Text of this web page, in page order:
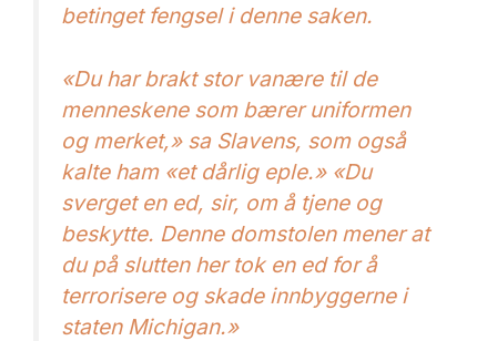
betinget fengsel i denne saken.
«Du har brakt stor vanære til de
menneskene som bærer uniformen
og merket,» sa Slavens, som også
kalte ham «et dårlig eple.» «Du
sverget en ed, sir, om å tjene og
beskytte. Denne domstolen mener at
du på slutten her tok en ed for å
terrorisere og skade innbyggerne i
staten Michigan.»